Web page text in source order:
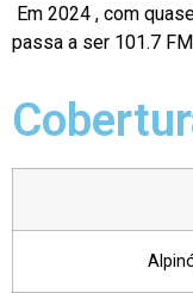
Em 2024 , com
passa a ser 101.7